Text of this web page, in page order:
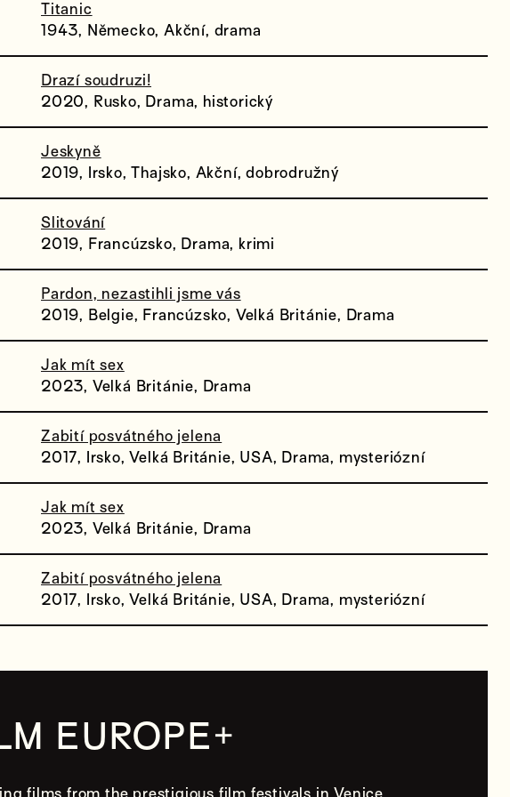
Titanic
1943, Německo, Akční, drama
Drazí soudruzi!
2020, Rusko, Drama, historický
Jeskyně
2019, Irsko, Thajsko, Akční, dobrodružný
Slitování
2019, Francúzsko, Drama, krimi
Pardon, nezastihli jsme vás
2019, Belgie, Francúzsko, Velká Británie, Drama
Jak mít sex
2023, Velká Británie, Drama
Zabití posvátného jelena
2017, Irsko, Velká Británie, USA, Drama, mysteriózní
Jak mít sex
2023, Velká Británie, Drama
Zabití posvátného jelena
2017, Irsko, Velká Británie, USA, Drama, mysteriózní
EUROPE+
films from the prestigious film festivals in Venice,